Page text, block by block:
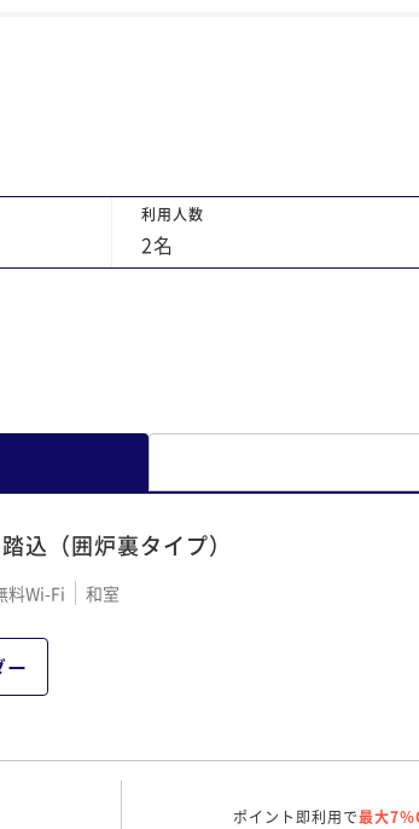
利用人数
2名
込（囲炉裏タイプ）
料Wi-Fi 和室
ー
ポイント即利用で最大7％